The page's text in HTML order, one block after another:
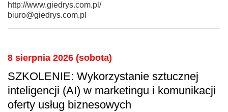
http://www.giedrys.com.pl/
biuro@giedrys.com.pl
8 sierpnia 2026 (sobota)
SZKOLENIE: Wykorzystanie sztucznej
inteligencji (AI) w marketingu i komunikacji
oferty usług biznesowych